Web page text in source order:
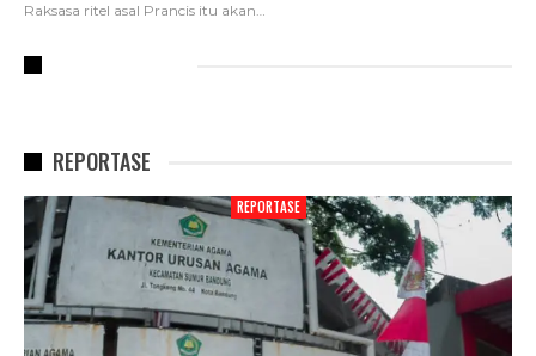
Raksasa ritel asal Prancis itu akan…
REPORTASE
REPORTASE